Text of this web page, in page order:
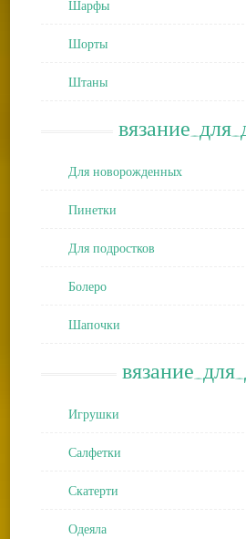
Шарфы
Шорты
Штаны
Для новорожденных
Пинетки
Для подростков
Болеро
Шапочки
Игрушки
Салфетки
Скатерти
Одеяла